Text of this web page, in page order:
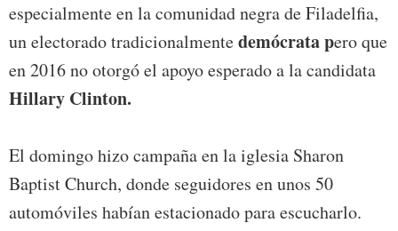
especialmente en la comunidad negra de Filadelfia,
un electorado tradicionalmentedemócrata pero que
en 2016 no otorgó el apoyo esperado a la candidata
Hillary Clinton.
El domingo hizo campaña en la iglesia Sharon
Baptist Church, donde seguidores en unos 50
automóviles habían estacionado para escucharlo.